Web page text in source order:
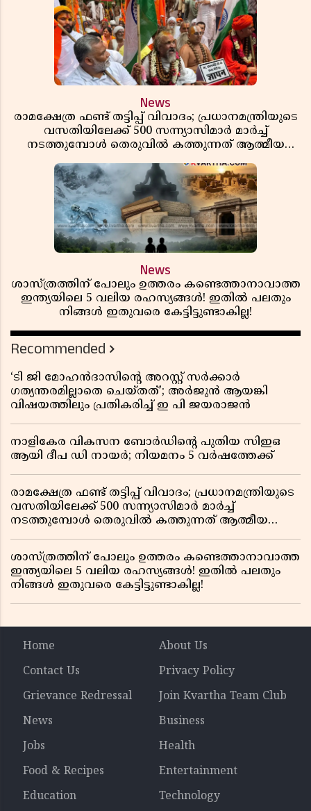
News
രാമക്ഷേത്ര ഫണ്ട് തട്ടിപ്പ് വിവാദം; പ്രധാനമന്ത്രിയുടെ
വസതിയിലേക്ക് 500 സന്ന്യാസിമാർ മാർച്ച്
നടത്തുമ്പോൾ തെരുവിൽ കത്തുന്നത് ആത്മീയ
News
ശാസ്ത്രത്തിന് പോലും ഉത്തരം കണ്ടെത്താനാവാത്ത
ഇന്ത്യയിലെ 5 വലിയ രഹസ്യങ്ങൾ! ഇതിൽ പലതും
നിങ്ങൾ ഇതുവരെ കേട്ടിട്ടുണ്ടാകില്ല!
Recommended
‘ടി ജി മോഹൻദാസിൻ്റെ അറസ്റ്റ് സർക്കാർ
ഗത്യന്തരമില്ലാതെ ചെയ്തത്’; അർജുൻ ആയങ്കി
വിഷയത്തിലും പ്രതികരിച്ച് ഇ പി ജയരാജൻ
നാളികേര വികസന ബോർഡിൻ്റെ പുതിയ സിഇഒ
ആയി ദീപ ഡി നായർ; നിയമനം 5 വർഷത്തേക്ക് ​​​​​​​
രാമക്ഷേത്ര ഫണ്ട് തട്ടിപ്പ് വിവാദം; പ്രധാനമന്ത്രിയുടെ
വസതിയിലേക്ക് 500 സന്ന്യാസിമാർ മാർച്ച്
നടത്തുമ്പോൾ തെരുവിൽ കത്തുന്നത് ആത്മീയ
ശാസ്ത്രത്തിന് പോലും ഉത്തരം കണ്ടെത്താനാവാത്ത
ഇന്ത്യയിലെ 5 വലിയ രഹസ്യങ്ങൾ! ഇതിൽ പലതും
നിങ്ങൾ ഇതുവരെ കേട്ടിട്ടുണ്ടാകില്ല!
Home
About Us
Contact Us
Privacy Policy
Grievance Redressal
Join Kvartha Team Club
News
Business
Jobs
Health
Food & Recipes
Entertainment
Education
Technology